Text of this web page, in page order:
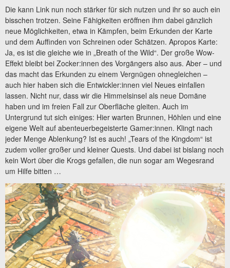
Die kann Link nun noch stärker für sich nutzen und ihr so auch ein
bisschen trotzen. Seine Fähigkeiten eröffnen ihm dabei gänzlich
neue Möglichkeiten, etwa in Kämpfen, beim Erkunden der Karte
und dem Auffinden von Schreinen oder Schätzen. Apropos Karte:
Ja, es ist die gleiche wie in „Breath of the Wild“. Der große Wow-
Effekt bleibt bei Zocker:innen des Vorgängers also aus. Aber – und
das macht das Erkunden zu einem Vergnügen ohnegleichen –
auch hier haben sich die Entwickler:innen viel Neues einfallen
lassen. Nicht nur, dass wir die Himmelsinsel als neue Domäne
haben und im freien Fall zur Oberfläche gleiten. Auch im
Untergrund tut sich einiges: Hier warten Brunnen, Höhlen und eine
eigene Welt auf abenteuerbegeisterte Gamer:innen. Klingt nach
jeder Menge Ablenkung? Ist es auch! „Tears of the Kingdom“ ist
zudem voller großer und kleiner Quests. Und dabei ist bislang noch
kein Wort über die Krogs gefallen, die nun sogar am Wegesrand
um Hilfe bitten …